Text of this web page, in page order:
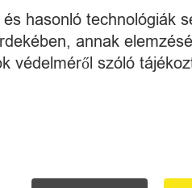
hasonló technológiák
annak
védelméről szóló